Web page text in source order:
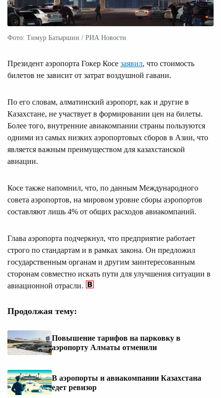
Фото: Тимур Батыршин / РИА Новости
Президент аэропорта Гокер Косе заявил, что стоимость
билетов не зависит от затрат воздушной гавани.
По его словам, алматинский аэропорт, как и другие в
Казахстане, не участвует в формировании цен на билеты.
Более того, внутренние авиакомпании страны пользуются
одними из самых низких аэропортовых сборов в Азии, что
является важным преимуществом для казахстанской
авиации.
Косе также напомнил, что, по данным Международного
совета аэропортов, на мировом уровне сборы аэропортов
составляют лишь 4% от общих расходов авиакомпаний.
Глава аэропорта подчеркнул, что предприятие работает
строго по стандартам и в рамках закона. Он предложил
государственным органам и другим заинтересованным
сторонам совместно искать пути для улучшения ситуации в
авиационной отрасли.
Продолжая тему:
Повышение тарифов на парковку в
аэропорту Алматы отменили
В аэропорты и авиакомпании Казахстана
едет ревизор